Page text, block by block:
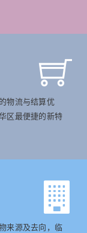
物流与结算优
区最便捷的新特
来源及去向，临